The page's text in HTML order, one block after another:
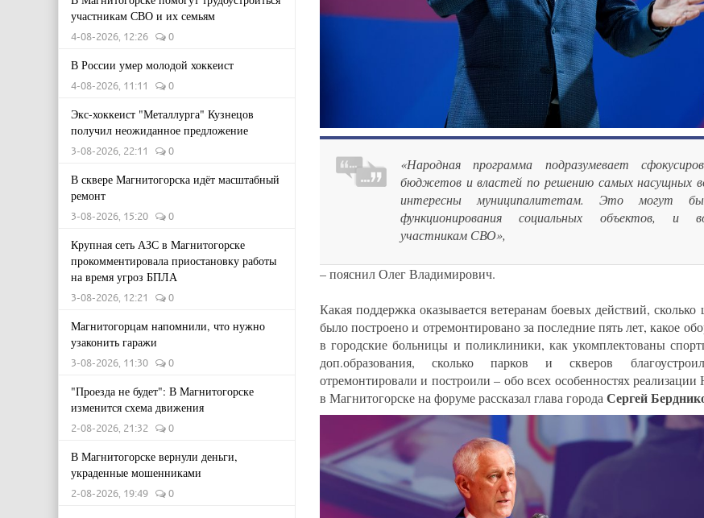
участникам СВО и их семьям
4-08-2026, 12:26 0
В России умер молодой хоккеист
4-08-2026, 11:11 0
Экс-хоккеист "Металлурга" Кузнецов
получил неожиданное предложение
3-08-2026, 22:11 0
В сквере Магнитогорска идёт масштабный
ремонт
3-08-2026, 15:20 0
Крупная сеть АЗС в Магнитогорске
прокомментировала приостановку работы
на время угроз БПЛА
3-08-2026, 12:21 0
Магнитогорцам напомнили, что нужно
узаконить гаражи
3-08-2026, 11:30 0
"Проезда не будет": В Магнитогорске
изменится схема движения
2-08-2026, 21:32 0
В Магнитогорске вернули деньги,
украденные мошенниками
2-08-2026, 19:49 0
«Народная программа подразумевает
бюджетов и властей по решению самых насущных
интересны муниципалитетам. Это могут
функционирования социальных объектов, и
участникам СВО»,
– пояснил Олег Владимирович.
Какая поддержка оказывается ветеранам боевых действий,
было построено и отремонтировано за последние пять лет, какое
в городские больницы и поликлиники, как укомплектованы
доп.образования, сколько парков и скверов
отремонтировали и построили – обо всех особенностях
в Магнитогорске на форуме рассказал глава города Сергей